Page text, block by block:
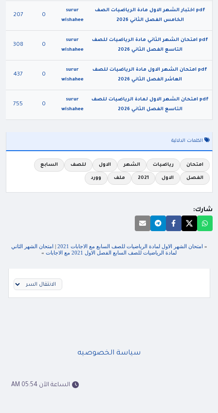
pdf اختبار الشهر الاول مادة الرياضيات الصف
الخامس الفصل الثاني 2026
surur
wishahee
0
207
pdf امتحان الشهر الثاني مادة الرياضيات للصف
التاسع الفصل الثاني 2026
surur
wishahee
0
308
pdf امتحان الشهر الاول مادة الرياضيات للصف
العاشر الفصل الثاني 2026
surur
wishahee
0
437
pdf امتحان الشهر الاول لمادة الرياضيات للصف
التاسع الفصل الثاني 2026
surur
wishahee
0
755
الكلمات الدلالية
امتحان رياضيات الشهر الاول للصف السابع
الفصل الاول 2021 ملف وورد
شارك:
« امتحان الشهر الاول لمادة الرياضيات للصف السابع مع الاجابات 2021 | امتحان الشهر الثاني
لمادة الرياضيات للصف السابع الفصل الاول 2021 مع الاجابات
»
سياسة الخصوصيه
الساعة الآن 05:54 AM